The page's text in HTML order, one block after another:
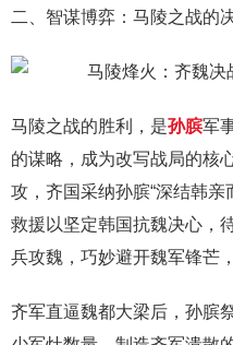
二、智谋博弈：马陵之战的
马陵之战的胜利，是孙膑军
的谋略，成为改写战局的核
攻，齐国采纳孙膑“深结韩
救援以坚定韩国抗魏决心，
兵攻魏，巧妙避开魏军锋芒
齐军直逼魏都大梁后，孙膑